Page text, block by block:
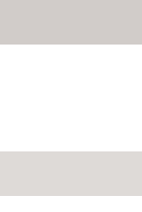
تجاوز إلى